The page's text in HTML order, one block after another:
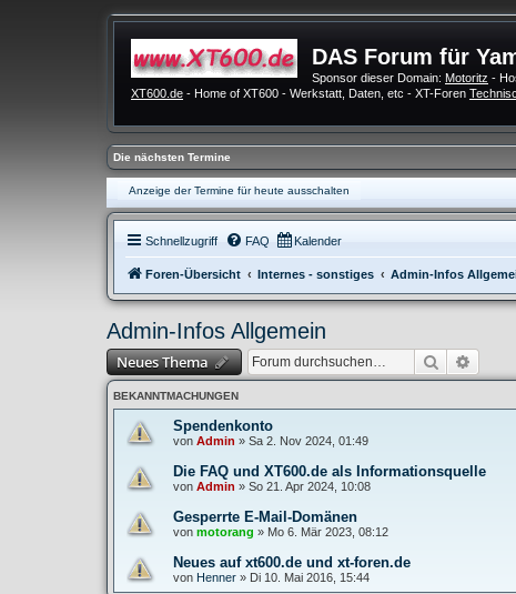
DAS Forum für
Sponsor dieser Domain: Motoritz -
XT600.de - Home of XT600 - Werkstatt, Daten, etc - XT-Foren
Die nächsten Termine
Anzeige der Termine für heute ausschalten
Schnellzugriff FAQ Kalender
Foren-Übersicht Internes - sonstiges Admin-Infos
Admin-Infos Allgemein
Neues Thema Suche
BEKANNTMACHUNGEN
Spendenkonto
von Admin » Sa 2. Nov 2024, 01:49
Die FAQ und XT600.de als Informationsquelle
von Admin » So 21. Apr 2024, 10:08
Gesperrte E-Mail-Domänen
von motorang » Mo 6. Mär 2023, 08:12
Neues auf xt600.de und xt-foren.de
von Henner » Di 10. Mai 2016, 15:44